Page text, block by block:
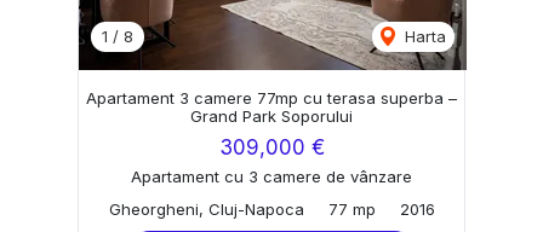
1 / 8 Harta
Apartament 3 camere 77mp cu terasa superba –
Grand Park Soporului
309,000 €
Apartament cu 3 camere de vânzare
Gheorgheni, Cluj-Napoca
77 mp 2016